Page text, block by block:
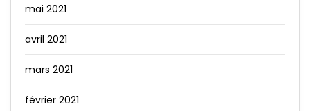
mai 2021
avril 2021
mars 2021
février 2021